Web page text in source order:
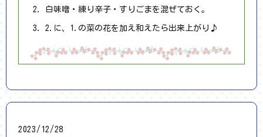
白味噌・練り辛子・すりごまを混ぜておく。
2.に、1.の菜の花を加え和えたら出来上がり♪
2023/12/28